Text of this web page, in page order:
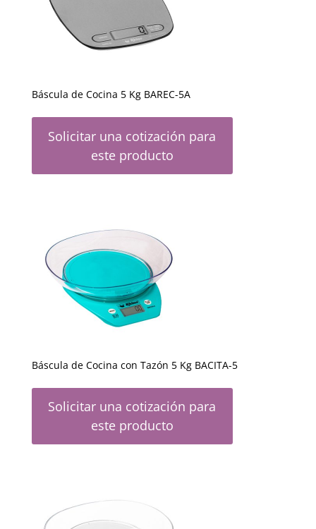
Báscula de Cocina 5 Kg BAREC-5A
Solicitar una cotización para
este producto
Báscula de Cocina con Tazón 5 Kg BACITA-5
Solicitar una cotización para
este producto